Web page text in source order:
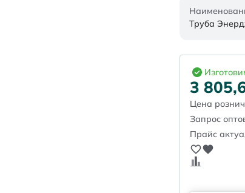
Труба
3
Цена
Запрос
Прайс